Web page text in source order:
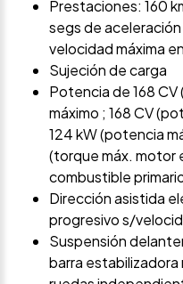
Prestaciones: 160
segs de
velocidad máxima
Sujeción de carga
Potencia de 168 CV
máximo ; 168 CV
124 kW (potencia
(torque máx. motor
combustible
Dirección asistida
progresivo s/
Suspensión
barra